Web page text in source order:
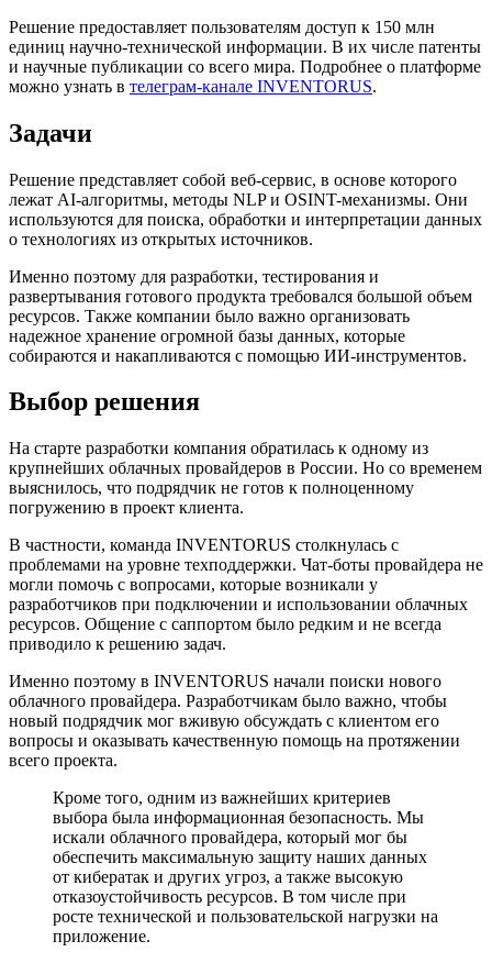
Решение предоставляет пользователям доступ к 150 млн
единиц научно-технической информации. В их числе патенты
и научные публикации со всего мира. Подробнее о платформе
можно узнать в телеграм-канале INVENTORUS.
Задачи
Решение представляет собой веб-сервис, в основе которого
лежат AI-алгоритмы, методы NLP и OSINT-механизмы. Они
используются для поиска, обработки и интерпретации данных
о технологиях из открытых источников.
Именно поэтому для разработки, тестирования и
развертывания готового продукта требовался большой объем
ресурсов. Также компании было важно организовать
надежное хранение огромной базы данных, которые
собираются и накапливаются с помощью ИИ-инструментов.
Выбор решения
На старте разработки компания обратилась к одному из
крупнейших облачных провайдеров в России. Но со временем
выяснилось, что подрядчик не готов к полноценному
погружению в проект клиента.
В частности, команда INVENTORUS столкнулась с
проблемами на уровне техподдержки. Чат-боты провайдера не
могли помочь с вопросами, которые возникали у
разработчиков при подключении и использовании облачных
ресурсов. Общение с саппортом было редким и не всегда
приводило к решению задач.
Именно поэтому в INVENTORUS начали поиски нового
облачного провайдера. Разработчикам было важно, чтобы
новый подрядчик мог вживую обсуждать с клиентом его
вопросы и оказывать качественную помощь на протяжении
всего проекта.
Кроме того, одним из важнейших критериев
выбора была информационная безопасность. Мы
искали облачного провайдера, который мог бы
обеспечить максимальную защиту наших данных
от кибератак и других угроз, а также высокую
отказоустойчивость ресурсов. В том числе при
росте технической и пользовательской нагрузки на
приложение.